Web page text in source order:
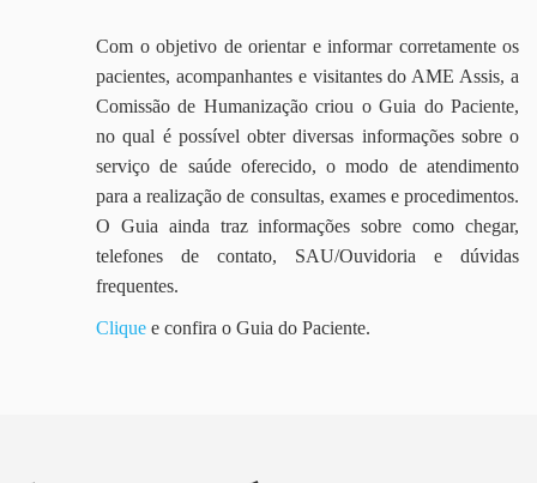
Com o objetivo de orientar e informar corretamente os
pacientes, acompanhantes e visitantes do AME Assis, a
Comissão de Humanização criou o Guia do Paciente,
no qual é possível obter diversas informações sobre o
serviço de saúde oferecido, o modo de atendimento
para a realização de consultas, exames e procedimentos.
O Guia ainda traz informações sobre como chegar,
telefones de contato, SAU/Ouvidoria e dúvidas
frequentes.
Clique e confira o Guia do Paciente.